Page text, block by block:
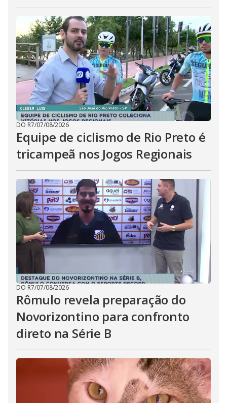
DO R7/07/08/2026
Equipe de ciclismo de Rio Preto é
tricampeã nos Jogos Regionais
DO R7/07/08/2026
Rômulo revela preparação do
Novorizontino para confronto
direto na Série B